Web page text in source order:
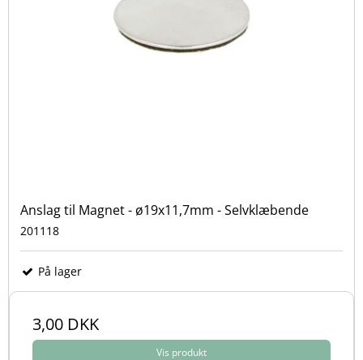
Anslag til Magnet - ø19x11,7mm - Selvklæbende
201118
På lager
3,00 DKK
Vis produkt